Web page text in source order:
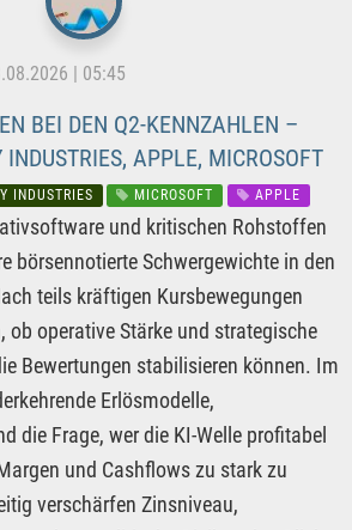
| 05:45
BEI DEN Q2-KENNZAHLEN –
APPLE, MICROSOFT
INDUSTRIES MICROSOFT APPLE
und kritischen Rohstoffen
börsennotierte Schwergewichte in den
teils kräftigen Kursbewegungen
ob operative Stärke und strategische
Bewertungen stabilisieren können. Im
Erlösmodelle,
die Frage, wer die KI-Welle profitabel
und Cashflows zu stark zu
verschärfen Zinsniveau,